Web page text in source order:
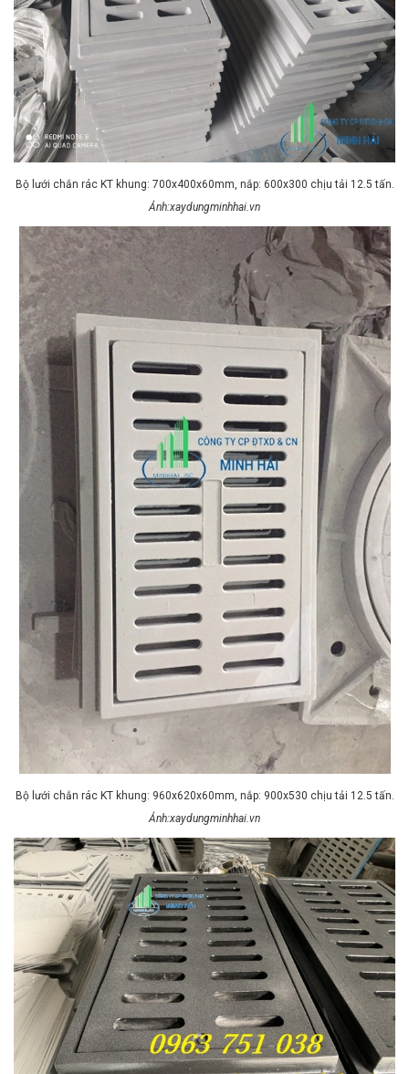
Bộ lưới chắn rác KT khung: 700x400x60mm, nắp: 600x300 chịu tải 12.5 tấn.
Ảnh:xaydungminhhai.vn
Bộ lưới chắn rác KT khung: 960x620x60mm, nắp: 900x530 chịu tải 12.5 tấn.
Ảnh:xaydungminhhai.vn